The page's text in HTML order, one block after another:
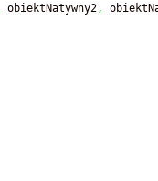
obiektNatywny2,